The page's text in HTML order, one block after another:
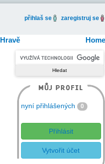
přihlaš se zaregistruj se
Home
Hravě
nyní přihlášených 0
Přihlásit
Vytvořit účet